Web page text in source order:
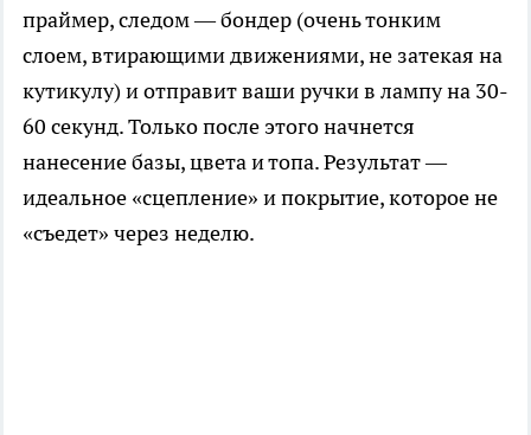
праймер, следом — бондер (очень тонким
слоем, втирающими движениями, не затекая на
кутикулу) и отправит ваши ручки в лампу на 30-
60 секунд. Только после этого начнется
нанесение базы, цвета и топа. Результат —
идеальное «сцепление» и покрытие, которое не
«съедет» через неделю.